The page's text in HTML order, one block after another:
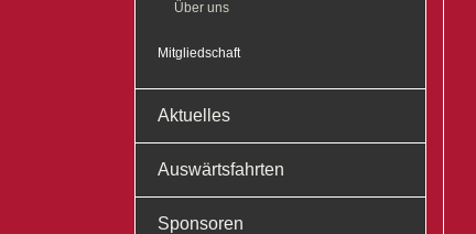
Über uns
Mitgliedschaft
Aktuelles
Auswärtsfahrten
Sponsoren